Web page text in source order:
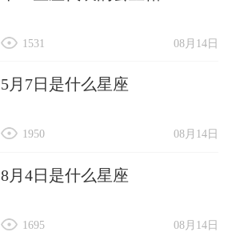
08月14日
1531
5月7日是什么星座
08月14日
1950
8月4日是什么星座
08月14日
1695